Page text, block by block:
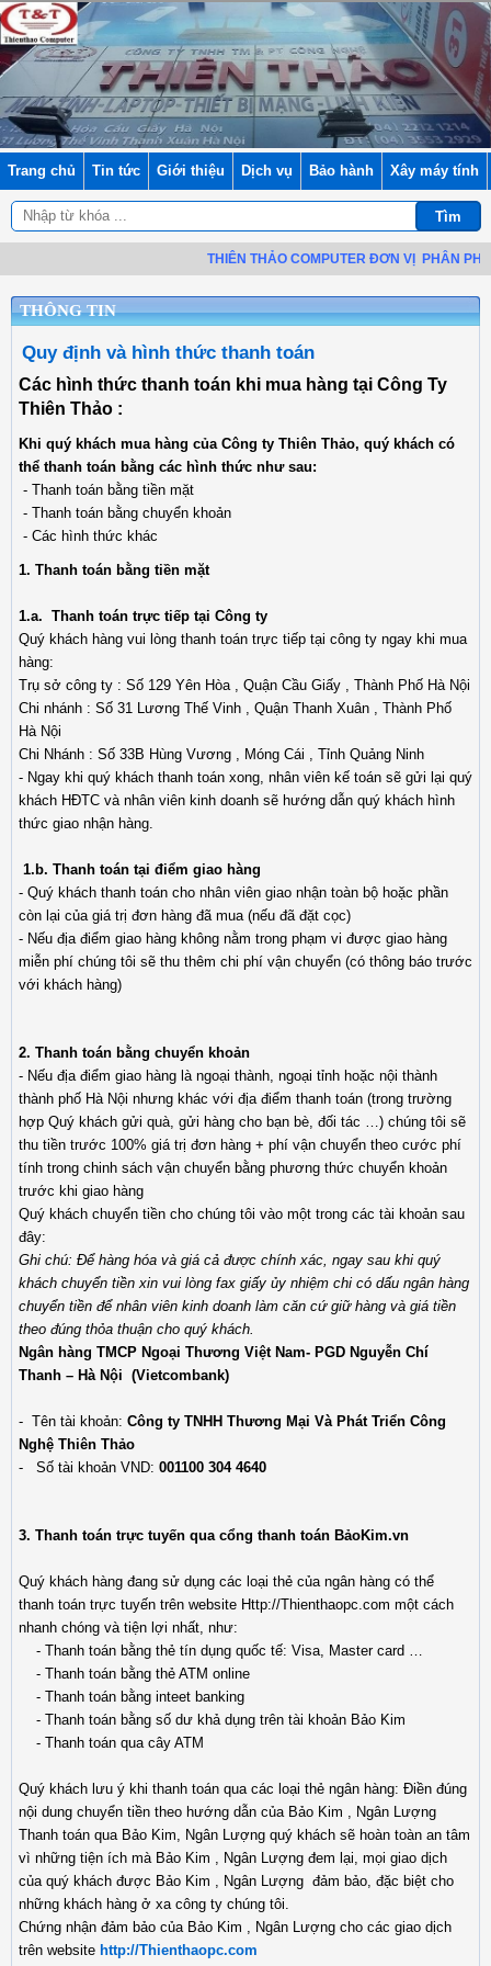
Trang chủ Tin tức Giới thiệu Dịch vụ Bảo hành Xây máy tính
THIÊN THẢO COMPUTER ĐƠN VỊ PHÂN PHỐI
THÔNG TIN
Quy định và hình thức thanh toán
Các hình thức thanh toán khi mua hàng tại Công Ty
Thiên Thảo :
Khi quý khách mua hàng của Công ty Thiên Thảo, quý khách có
thể thanh toán bằng các hình thức như sau:
- Thanh toán bằng tiền mặt
- Thanh toán bằng chuyển khoản
- Các hình thức khác
1. Thanh toán bằng tiền mặt
1.a. Thanh toán trực tiếp tại Công ty
Quý khách hàng vui lòng thanh toán trực tiếp tại công ty ngay khi mua
hàng:
Trụ sở công ty : Số 129 Yên Hòa , Quận Cầu Giấy , Thành Phố Hà Nội
Chi nhánh : Số 31 Lương Thế Vinh , Quận Thanh Xuân , Thành Phố
Hà Nội
Chi Nhánh : Số 33B Hùng Vương , Móng Cái , Tỉnh Quảng Ninh
- Ngay khi quý khách thanh toán xong, nhân viên kế toán sẽ gửi lại quý
khách HĐTC và nhân viên kinh doanh sẽ hướng dẫn quý khách hình
thức giao nhận hàng.
1.b. Thanh toán tại điểm giao hàng
- Quý khách thanh toán cho nhân viên giao nhận toàn bộ hoặc phần
còn lại của giá trị đơn hàng đã mua (nếu đã đặt cọc)
- Nếu địa điểm giao hàng không nằm trong phạm vi được giao hàng
miễn phí chúng tôi sẽ thu thêm chi phí vận chuyển (có thông báo trước
với khách hàng)
2. Thanh toán bằng chuyển khoản
- Nếu địa điểm giao hàng là ngoại thành, ngoại tỉnh hoặc nội thành
thành phố Hà Nội nhưng khác với địa điểm thanh toán (trong trường
hợp Quý khách gửi quà, gửi hàng cho bạn bè, đối tác …) chúng tôi sẽ
thu tiền trước 100% giá trị đơn hàng + phí vận chuyển theo cước phí
tính trong chinh sách vận chuyển bằng phương thức chuyển khoản
trước khi giao hàng
Quý khách chuyển tiền cho chúng tôi vào một trong các tài khoản sau
đây:
Ghi chú: Để hàng hóa và giá cả được chính xác, ngay sau khi quý
khách chuyển tiền xin vui lòng fax giấy ủy nhiệm chi có dấu ngân hàng
chuyển tiền để nhân viên kinh doanh làm căn cứ giữ hàng và giá tiền
theo đúng thỏa thuận cho quý khách.
Ngân hàng TMCP Ngoại Thương Việt Nam- PGD Nguyễn Chí
Thanh – Hà Nội (Vietcombank)
- Tên tài khoản: Công ty TNHH Thương Mại Và Phát Triển Công
Nghệ Thiên Thảo
- Số tài khoản VND: 001100 304 4640
3. Thanh toán trực tuyến qua cổng thanh toán BảoKim.vn
Quý khách hàng đang sử dụng các loại thẻ của ngân hàng có thể
thanh toán trực tuyến trên website Http://Thienthaopc.com một cách
nhanh chóng và tiện lợi nhất, như:
- Thanh toán bằng thẻ tín dụng quốc tế: Visa, Master card …
- Thanh toán bằng thẻ ATM online
- Thanh toán bằng inteet banking
- Thanh toán bằng số dư khả dụng trên tài khoản Bảo Kim
- Thanh toán qua cây ATM
Quý khách lưu ý khi thanh toán qua các loại thẻ ngân hàng: Điền đúng
nội dung chuyển tiền theo hướng dẫn của Bảo Kim , Ngân Lượng
Thanh toán qua Bảo Kim, Ngân Lượng quý khách sẽ hoàn toàn an tâm
vì những tiện ích mà Bảo Kim , Ngân Lượng đem lại, mọi giao dịch
của quý khách được Bảo Kim , Ngân Lượng đảm bảo, đặc biệt cho
những khách hàng ở xa công ty chúng tôi.
Chứng nhận đảm bảo của Bảo Kim , Ngân Lượng cho các giao dịch
trên website http://Thienthaopc.com